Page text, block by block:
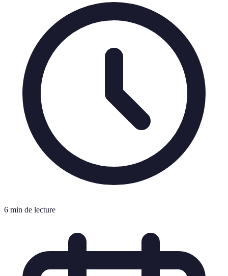
6 min de lecture